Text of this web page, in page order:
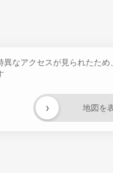
異なアクセスが見られたた
地図を
›